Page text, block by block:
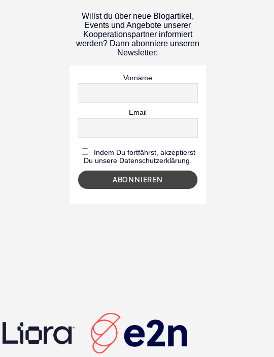
Willst du über neue Blogartikel,
Events und Angebote unserer
Kooperationspartner informiert
werden? Dann abonniere unseren
Newsletter:
Vorname
Email
Indem Du fortfährst, akzeptierst
Du unsere Datenschutzerklärung.